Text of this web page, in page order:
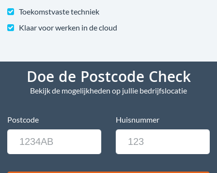
Toekomstvaste techniek
Klaar voor werken in de cloud
Doe de Postcode Check
Bekijk de mogelijkheden op jullie bedrijfslocatie
Postcode Huisnummer